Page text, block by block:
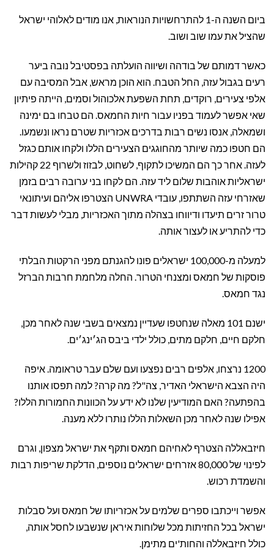
ביום השנה ה-1 להתרחשויות הנוראות, אנו מודים לאלוהי ישראל
שהציל את עמו שוב ושוב.
כאשר דמותם של בודהה ושיווה הועלתה בפסטיבל נובה ביער
רעים בגבול עזה, החל הטבח. הוא הוכן מראש, אבל המסיבה עם
אלפי צעירים, רוקדים, תחת השפעת אלכוהול וסמים, הייתה פיתיון
שאי אפשר לעמוד בפניו עבור חיות החמאס. הם טבחו בם ימינה
ושמאלה, אנסו נשים רבות בדרכים אכזריות שטרם נראו ונשמעו.
הם חטפו כמה שיותר מהחוגגים הצעירים הללו ולקחו אותם כגזל
לעזה. אחר כך הם המשיכו לתקוף, לשחוט, לבזוז ולשרוף 22 קהילות
ישראליות אוהבות שלום ליד עזה. הם לקחו בני ערובה רבים בזמן
שאזרחי עזה השתתפו, עובדי UNWRA הצטרפו אליהם ועיתונאי
טרור זרים תיעדו ודיווחו בצהלה מתוך האכזריות, מבלי לעשות דבר
כדי להתריע או לעצור אותה.
למעלה מ-100,000 ישראלים פונו להגנתם מפני הרקטות הבלתי
פוסקות של חמאס ומצנחי הטרור. החלה מלחמת חרבות הברזל
נגד חמאס.
ישנם 101 מאלה שנחטפו שעדיין נמצאים בשבי שנה לאחר מכן,
חלקם חיים, חלקם מתים, כולל ילדי ביבס הג׳ינג׳ים.
1200 נרצחו, אלפים רבים נפצעו ועם שלם עבר טראומה. איפה
היה הצבא הישראלי האדיר, צה"ל? מה קרה? למה תפסו אותנו
בהפתעה? האם המודיעין שלנו לא ידע על הכוונות החמורות הללו?
אפילו שנה לאחר מכן השאלות הללו נותרו ללא מענה.
חיזבאללה הצטרף לאחיהם חמאס ותקף את ישראל מצפון, וגרם
לפינוי של 80,000 אזרחים ישראלים נוספים, הדלקת שריפות רבות
והשמדת רכוש.
אפשר וייכתבו ספרים שלמים על אכזריותו של חמאס ועל סבלות
ישראל בכל החזיתות מכל שלוחות איראן שנשבעו לחסל אותה,
כולל חיזבאללה והחות'ים מתימן.